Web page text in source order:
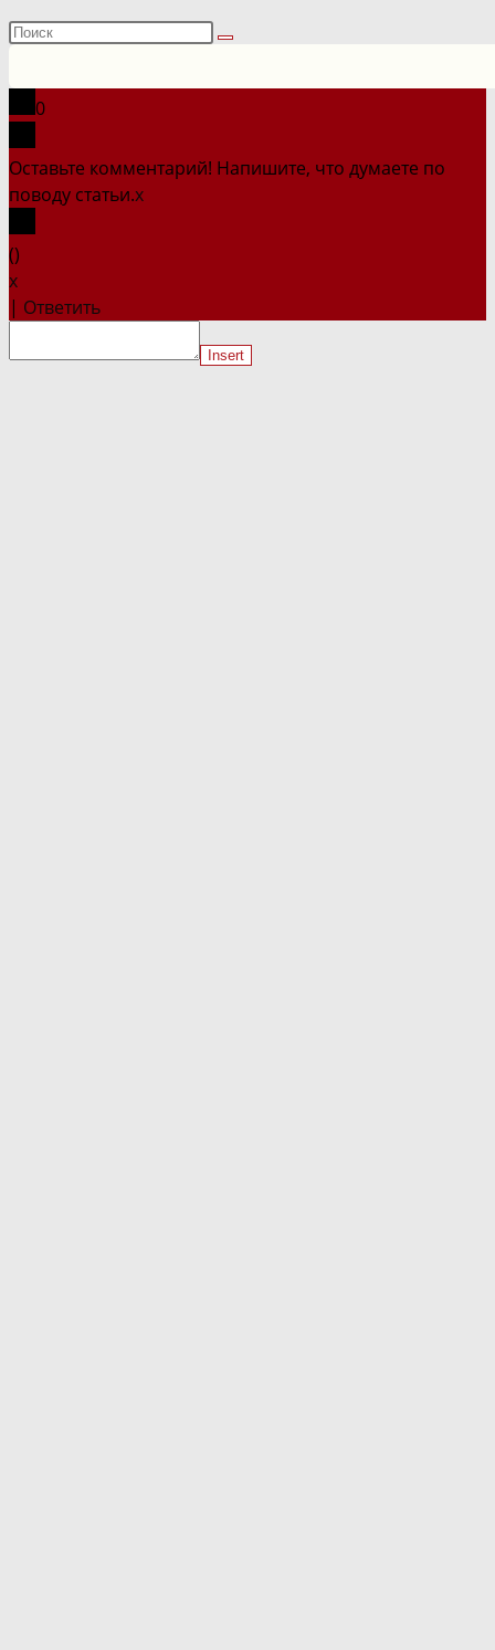
Поиск
сайте
0
Оставьте комментарий! Напишите, что думаете по
поводу статьи.x
()
x
| Ответить
Insert